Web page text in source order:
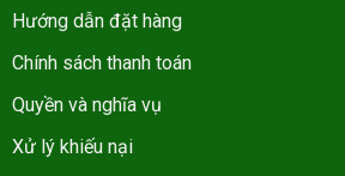
Hướng dẫn đặt hàng
Chính sách thanh toán
Quyền và nghĩa vụ
Xử lý khiếu nại